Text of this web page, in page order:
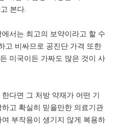
본다.
서는 최고의 보약이라고 할 수
고 비싸므로 공진단 가격 또한
미국이든 가짜도 많은 것이 사
다면 그 처방 약재가 어떤 기
고 확실히 믿을만한 의료기관
부작용이 생기지 않게 복용하